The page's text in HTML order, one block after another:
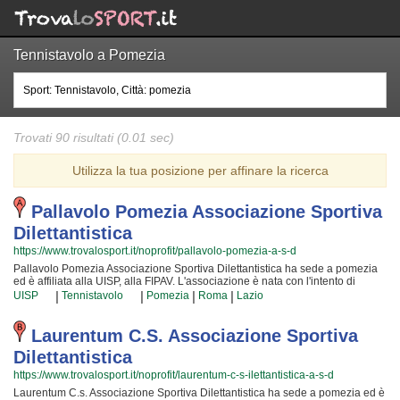
Tennistavolo a Pomezia
Trovati 90 risultati (0.01 sec)
Utilizza la tua posizione per affinare la ricerca
Pallavolo Pomezia Associazione Sportiva
Dilettantistica
https://www.trovalosport.it/noprofit/pallavolo-pomezia-a-s-d
Pallavolo Pomezia Associazione Sportiva Dilettantistica ha sede a pomezia
ed è affiliata alla UISP, alla FIPAV. L'associazione è nata con l'intento di
migliorare la forma fisica e il benessere delle persone organizzando lezioni
sul territorio (anche per bambini e ragazzi). I loro corsi sono utili a sviluppare
le capacità motorie e fisiche ed a aiutano a il proprio aspetto fisico per
arrivare ad una maggior sicurezza individuale operando anche sulla propria
autostima. I loro istruttori sono i più preparati della zona e si preparano
costantemente partecipando alle lezioni {text_aff3} per assicurare la
massima tranquillità e professionalità ai loro iscritti. Il risultato e il
divertimento che nascono facendo aerobica rendono questa attività davvero
speciale, per cui, una volta che sarete partiti, non potrete più farne a meno!
UISP | Tennistavolo | Pomezia | Roma | Lazio
Laurentum C.s. Associazione Sportiva
Dilettantistica
https://www.trovalosport.it/noprofit/laurentum-c-s-ilettantistica-a-s-d
Laurentum C.s. Associazione Sportiva Dilettantistica ha sede a pomezia ed è